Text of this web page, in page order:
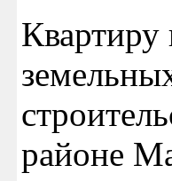
Квартиру
районе